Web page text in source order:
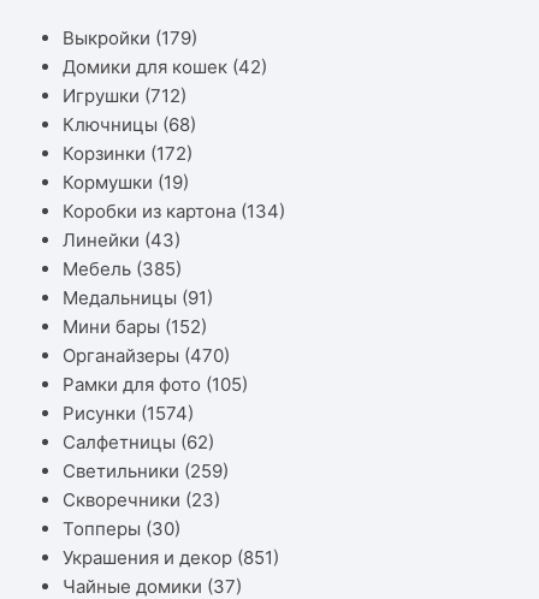
Выкройки (179)
Домики для кошек (42)
Игрушки (712)
Ключницы (68)
Корзинки (172)
Кормушки (19)
Коробки из картона (134)
Линейки (43)
Мебель (385)
Медальницы (91)
Мини бары (152)
Органайзеры (470)
Рамки для фото (105)
Рисунки (1574)
Салфетницы (62)
Светильники (259)
Скворечники (23)
Топперы (30)
Украшения и декор (851)
Чайные домики (37)